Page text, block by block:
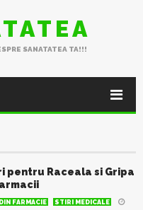
SANATATEA TA!!!
pentru Raceala si Gripa
DIN FARMACIE STIRI MEDICALE